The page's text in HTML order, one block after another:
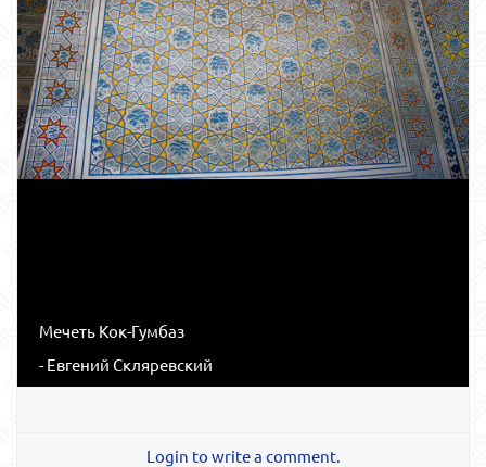
Мечеть Кок-Гумбаз
- Евгений Скляревский
Login to write a comment.